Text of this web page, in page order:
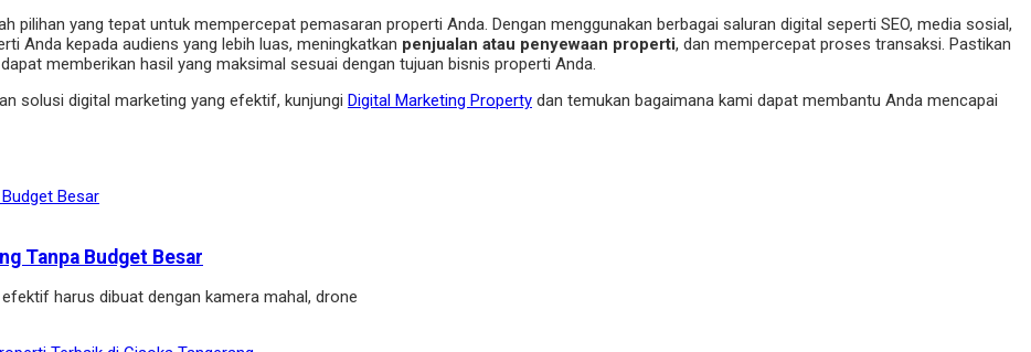
pilihan yang tepat untuk mempercepat pemasaran properti Anda. Dengan menggunakan berbagai saluran digital seperti SEO, media sosial,
Anda kepada audiens yang lebih luas, meningkatkan penjualan atau penyewaan properti, dan mempercepat proses transaksi. Pastikan
memberikan hasil yang maksimal sesuai dengan tujuan bisnis properti Anda.
solusi digital marketing yang efektif, kunjungi Digital Marketing Property dan temukan bagaimana kami dapat membantu Anda mencapai
Tanpa Budget Besar
harus dibuat dengan kamera mahal, drone